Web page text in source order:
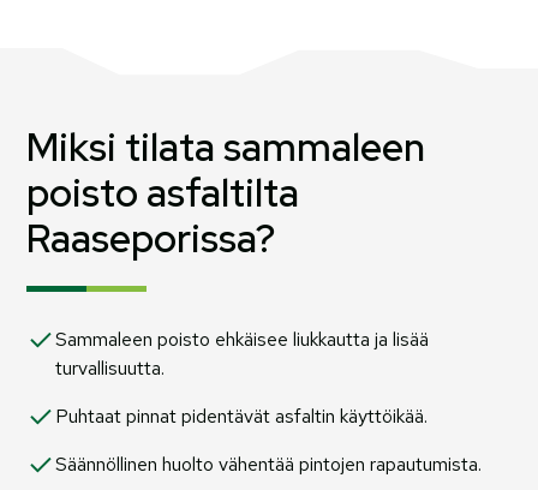
Miksi tilata sammaleen
poisto asfaltilta
Raaseporissa?
Sammaleen poisto ehkäisee liukkautta ja lisää
turvallisuutta.
Puhtaat pinnat pidentävät asfaltin käyttöikää.
Säännöllinen huolto vähentää pintojen rapautumista.